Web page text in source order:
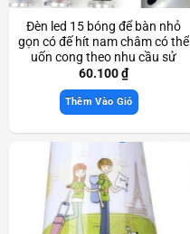
Đèn led 15 bóng để bàn nhỏ
gọn có đế hít nam châm có thể
uốn cong theo nhu cầu sử
dụng Scd3477
60.100₫
Thêm Vào Giỏ